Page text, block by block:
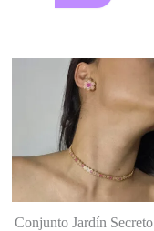
Conjunto Jardín Secreto